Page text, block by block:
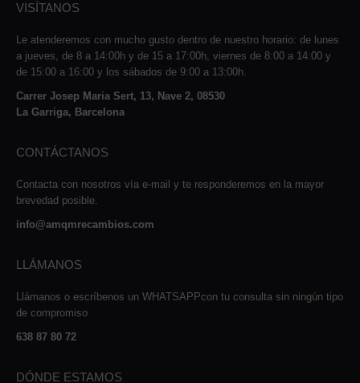
VISÍTANOS
Le atenderemos con mucho gusto dentro de nuestro horario: de lunes
a jueves, de 8 a 14:00h y de 15 a 17:00h, viernes de 8:00 a 14:00 y
de 15:00 a 16:00 y los sábados de 9:00 a 13:00h.
Carrer Josep Maria Sert, 13, Nave 2, 08530
La Garriga, Barcelona
CONTÁCTANOS
Contacta con nosotros vía e-mail y te responderemos en la mayor
brevedad posible.
info@amqmrecambios.com
LLÁMANOS
Llámanos o escríbenos un WHATSAPPcon tu consulta sin ningún tipo
de compromiso
638 87 80 72
DÓNDE ESTAMOS